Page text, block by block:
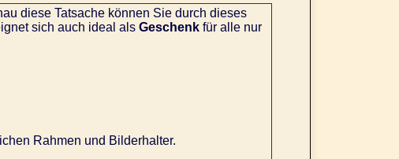
diese Tatsache können Sie durch dieses
sich auch ideal als Geschenkfür alle nur
Rahmen und Bilderhalter.